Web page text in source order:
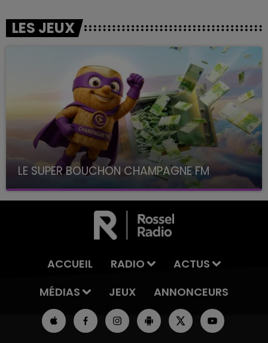
LES JEUX
LE SUPER BOUCHON CHAMPAGNE FM
avec La Famille Champagne FM, à 8H10
ACCUEIL RADIO
ACTUS
MÉDIAS
JEUX ANNONCEURS